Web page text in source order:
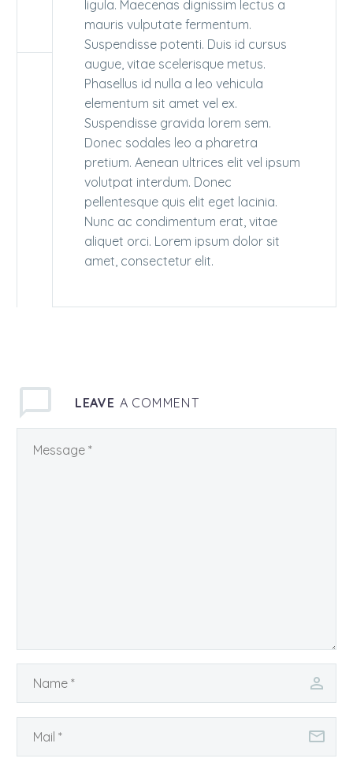
ligula. Maecenas dignissim lectus a
mauris vulputate fermentum.
Suspendisse potenti. Duis id cursus
augue, vitae scelerisque metus.
Phasellus id nulla a leo vehicula
elementum sit amet vel ex.
Suspendisse gravida lorem sem.
Donec sodales leo a pharetra
pretium. Aenean ultrices elit vel ipsum
volutpat interdum. Donec
pellentesque quis elit eget lacinia.
Nunc ac condimentum erat, vitae
aliquet orci. Lorem ipsum dolor sit
amet, consectetur elit.
LEAVE A COMMENT